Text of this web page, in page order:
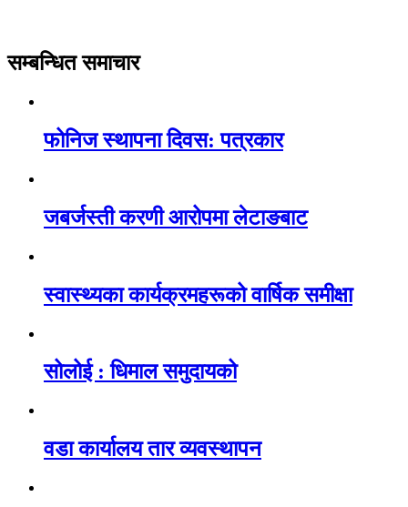
सम्बन्धित समाचार
फोनिज स्थापना दिवस: पत्रकार
जबर्जस्ती करणी आरोपमा लेटाङबाट
स्वास्थ्यका कार्यक्रमहरूको वार्षिक समीक्षा
सोलोई : धिमाल समुदायको
वडा कार्यालय तार व्यवस्थापन